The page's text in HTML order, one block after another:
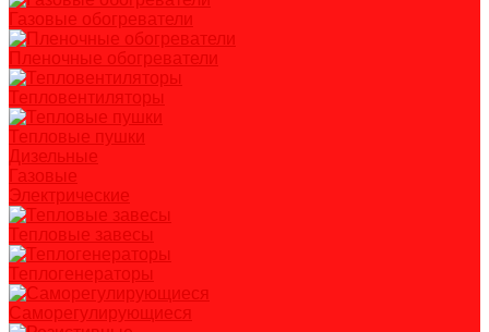
Газовые обогреватели
Пленочные обогреватели
Тепловентиляторы
Тепловые пушки
Дизельные
Газовые
Электрические
Тепловые завесы
Теплогенераторы
Саморегулирующиеся